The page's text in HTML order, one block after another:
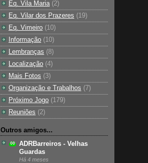
Eq. Vila Maria (2)
Eq. Vilar dos Prazeres (19)
Eq. Vimeiro (10)
Informação (10)
Lembranças (8)
Localização (4)
Mais Fotos (3)
Organização e Trabalhos (7)
Próximo Jogo (179)
Reuniões (2)
Outros amigos...
ADRBarreiros - Velhas
Guardas
Há 4 meses